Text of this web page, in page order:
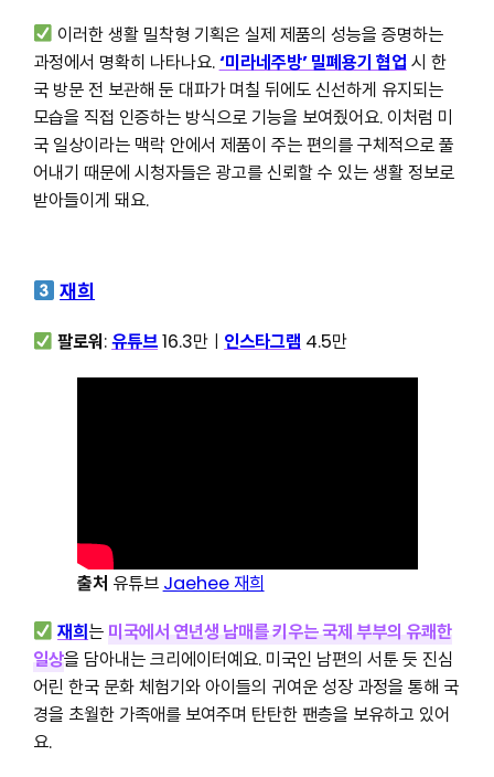
이러한 생활 밀착형 기획은 실제 제품의 성능을 증명하는
과정에서 명확히 나타나요.‘미라네주방’ 밀폐용기 협업 시 한
국 방문 전 보관해 둔 대파가 며칠 뒤에도 신선하게 유지되는
모습을 직접 인증하는 방식으로 기능을 보여줬어요. 이처럼 미
국 일상이라는 맥락 안에서 제품이 주는 편의를 구체적으로 풀
어내기 때문에 시청자들은 광고를 신뢰할 수 있는 생활 정보로
받아들이게 돼요.
재희
팔로워:유튜브16.3만ㅣ 인스타그램 4.5만
출처 유튜브 Jaehee 재희
재희는미국에서 연년생 남매를 키우는 국제 부부의 유쾌한
일상을 담아내는 크리에이터예요. 미국인 남편의 서툰 듯 진심
어린 한국 문화 체험기와 아이들의 귀여운 성장 과정을 통해 국
경을 초월한 가족애를 보여주며 탄탄한 팬층을 보유하고 있어
요.